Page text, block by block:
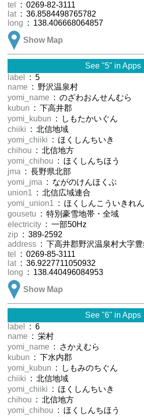
tel
: 0269-82-3111
lat : 36.8584498765782
long : 138.406668064857
Show Map
See "5" in Apps
label
: 5
name : 野沢温泉村
yomi_name : のざわおんせんむら
kubun : 下高井郡
yomi_kubun : しもたかいぐん
chiiki : 北信地域
yomi_chiiki : ほくしんちいき
chihou : 北信地方
yomi_chihou : ほくしんちほう
jma : 長野県北部
yomi_jma : ながのけんほくぶ
union1 : 北信広域連合
yomi_union1 : ほくしんこういきれ
gousetu : 特別豪雪地帯・全域
electricity : 一部50Hz
zip : 389-2592
address : 下高井郡野沢温泉村大字豊
tel
: 0269-85-3111
lat : 36.9227711050932
long : 138.440496084953
Show Map
See "6" in Apps
label
: 6
name : 栄村
yomi_name : さかえむら
kubun : 下水内郡
yomi_kubun : しもみのちぐん
chiiki : 北信地域
yomi_chiiki : ほくしんちいき
chihou : 北信地方
yomi_chihou : ほくしんちほう